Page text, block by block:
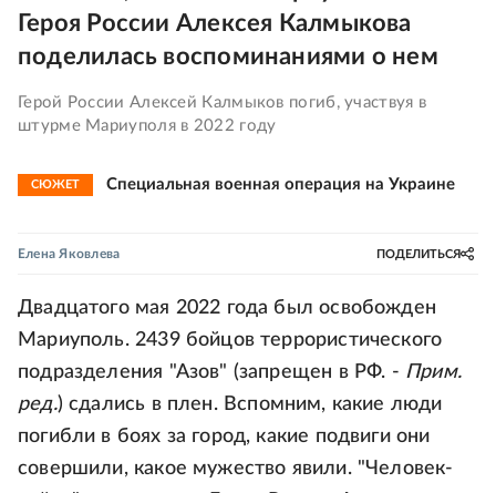
Героя России Алексея Калмыкова
поделилась воспоминаниями о нем
Герой России Алексей Калмыков погиб, участвуя в
штурме Мариуполя в 2022 году
СЮЖЕТ Специальная военная операция на Украине
Елена Яковлева ПОДЕЛИТЬСЯ
Двадцатого мая 2022 года был освобожден
Мариуполь. 2439 бойцов террористического
подразделения "Азов" (запрещен в РФ. - Прим.
ред.) сдались в плен. Вспомним, какие люди
погибли в боях за город, какие подвиги они
совершили, какое мужество явили. "Человек-